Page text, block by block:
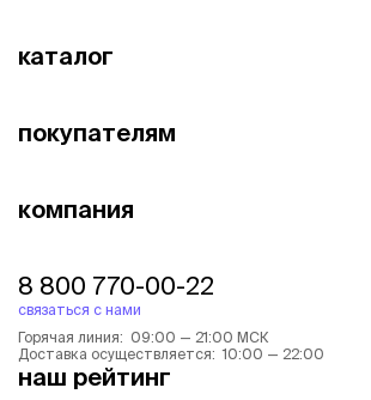
каталог
покупателям
компания
8 800 770-00-22
связаться с нами
Горячая линия: 09:00 — 21:00 МСК
Доставка осуществляется: 10:00 — 22:00
наш рейтинг